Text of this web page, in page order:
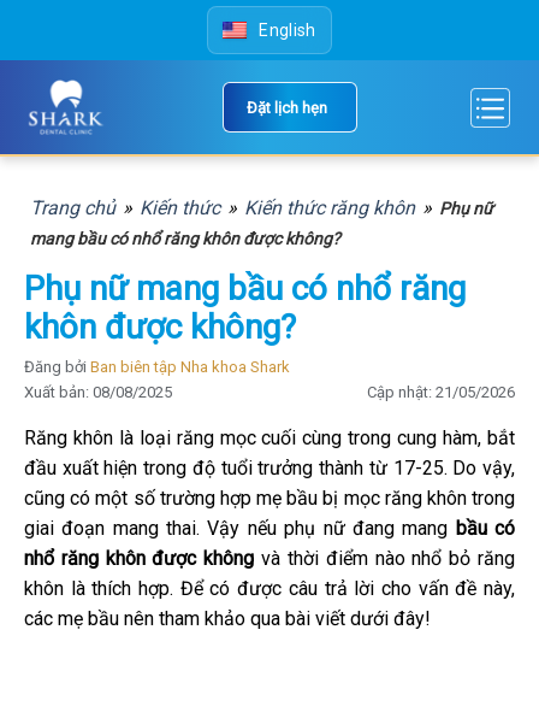
content
English
Đặt lịch hẹn
Trang chủ » Kiến thức » Kiến thức răng khôn » Phụ nữ
mang bầu có nhổ răng khôn được không?
Phụ nữ mang bầu có nhổ răng
khôn được không?
Đăng bởi Ban biên tập Nha khoa Shark
Xuất bản: 08/08/2025
Cập nhật: 21/05/2026
Răng khôn là loại răng mọc cuối cùng trong cung hàm, bắt
đầu xuất hiện trong độ tuổi trưởng thành từ 17-25. Do vậy,
cũng có một số trường hợp mẹ bầu bị mọc răng khôn trong
giai đoạn mang thai. Vậy nếu phụ nữ đang mang bầu có
nhổ răng khôn được không và thời điểm nào nhổ bỏ răng
khôn là thích hợp. Để có được câu trả lời cho vấn đề này,
các mẹ bầu nên tham khảo qua bài viết dưới đây!